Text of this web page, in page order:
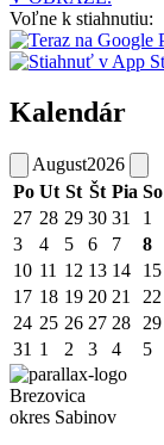
Voľne k stiahnutiu:
Kalendár
August2026
Po Ut St Št Pia So
27 28 29 30 31 1
3
4 5 6 7 8
10 11 12 13 14 15
17 18 19 20 21 22
24 25 26 27 28 29
31 1 2 3 4 5
Brezovica
okres Sabinov